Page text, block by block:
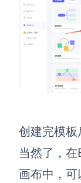
企业
满足
帮助支持
帮助
获取
探索
定价
创建完模板
当然了，
画布中，